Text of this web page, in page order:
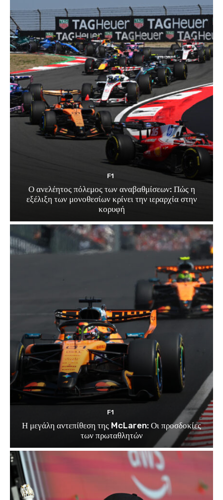
F1
Ο ανελέητος πόλεμος των αναβαθμίσεων: Πώς η
εξέλιξη των μονοθεσίων κρίνει την ιεραρχία στην
κορυφή
F1
Η μεγάλη αντεπίθεση της McLaren: Οι προσδοκίες
των πρωταθλητών